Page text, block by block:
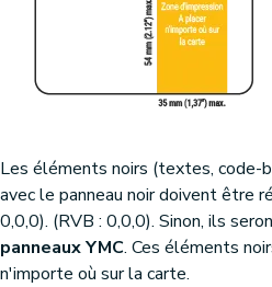
Les éléments noirs (textes, code-
avec le panneau noir doivent être
0,0,0). (RVB : 0,0,0). Sinon, ils
panneaux YMC. Ces éléments
n'importe où sur la carte.